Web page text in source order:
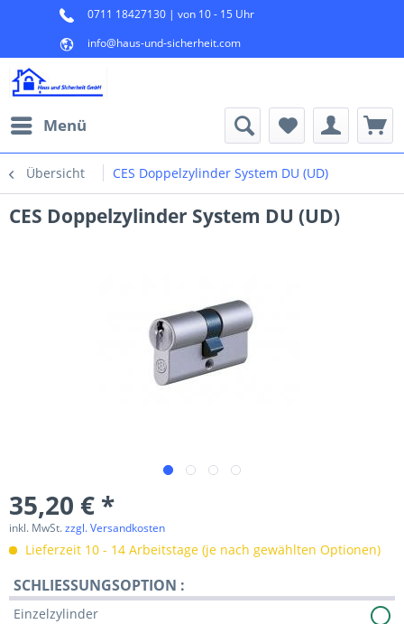
0711 18427130 | von 10 - 15 Uhr
info@haus-und-sicherheit.com
Menü
Übersicht CES Doppelzylinder System DU (UD)
CES Doppelzylinder System DU (UD)
35,20 € *
inkl. MwSt.zzgl. Versandkosten
Lieferzeit 10 - 14 Arbeitstage (je nach gewählten Optionen)
SCHLIESSUNGSOPTION :
Einzelzylinder